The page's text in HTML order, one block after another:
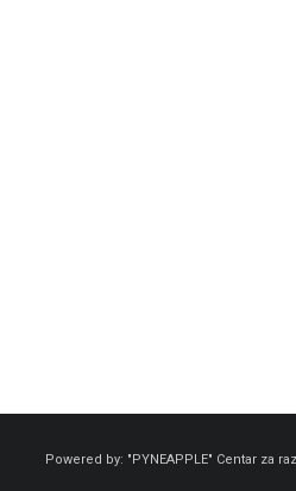
Powered by: "PYNEAPPLE" Centar